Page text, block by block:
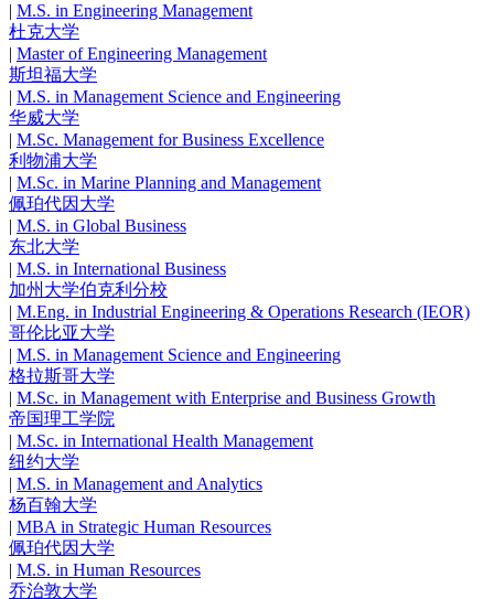
| M.S. in Engineering Management
杜克大学
| Master of Engineering Management
斯坦福大学
| M.S. in Management Science and Engineering
华威大学
| M.Sc. Management for Business Excellence
利物浦大学
| M.Sc. in Marine Planning and Management
佩珀代因大学
| M.S. in Global Business
东北大学
| M.S. in International Business
加州大学伯克利分校
| M.Eng. in Industrial Engineering & Operations Research (IEOR)
哥伦比亚大学
| M.S. in Management Science and Engineering
格拉斯哥大学
| M.Sc. in Management with Enterprise and Business Growth
帝国理工学院
| M.Sc. in International Health Management
纽约大学
| M.S. in Management and Analytics
杨百翰大学
| MBA in Strategic Human Resources
佩珀代因大学
| M.S. in Human Resources
乔治敦大学